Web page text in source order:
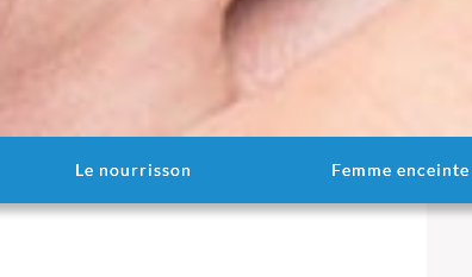
Le nourrisson Femme enceinte